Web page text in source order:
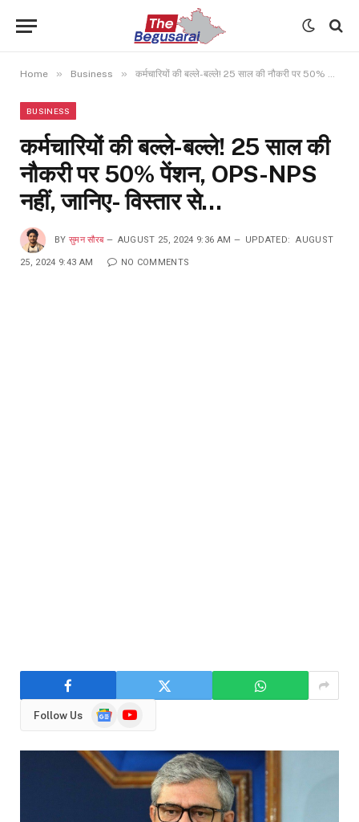
Home » Business » कर्मचारियों की बल्ले-बल्ले! 25 साल की नौकरी पर 50% पेंशन, OPS-NPS नहीं, जानिए- विस्तार से…
BUSINESS
कर्मचारियों की बल्ले-बल्ले! 25 साल की
नौकरी पर 50% पेंशन, OPS-NPS
नहीं, जानिए- विस्तार से…
BY सुमन सौरब AUGUST 25, 2024 9:36 AM UPDATED: AUGUST
25, 2024 9:43 AM NO COMMENTS
Follow Us
GoogleYouTube